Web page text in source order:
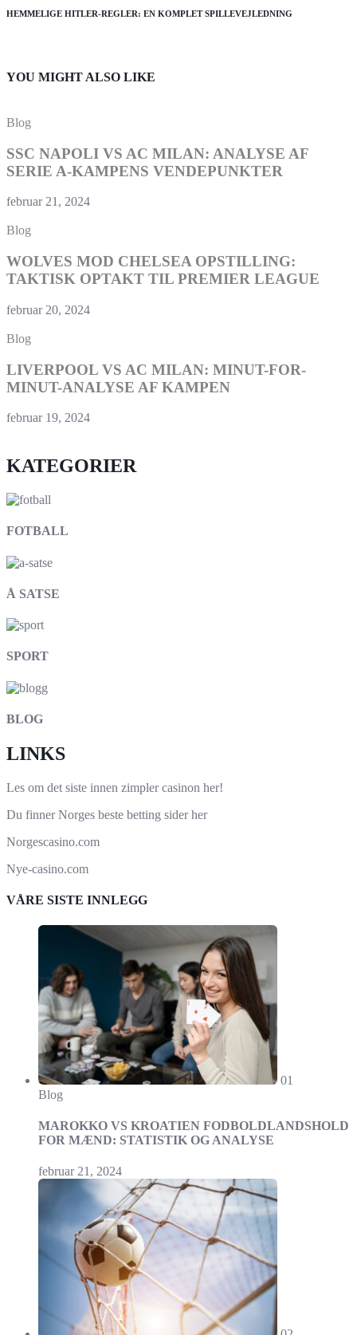
HEMMELIGE HITLER-REGLER: EN KOMPLET SPILLEVEJLEDNING
YOU MIGHT ALSO LIKE
Blog
SSC NAPOLI VS AC MILAN: ANALYSE AF
SERIE A-KAMPENS VENDEPUNKTER
februar 21, 2024
Blog
WOLVES MOD CHELSEA OPSTILLING:
TAKTISK OPTAKT TIL PREMIER LEAGUE
februar 20, 2024
Blog
LIVERPOOL VS AC MILAN: MINUT-FOR-
MINUT-ANALYSE AF KAMPEN
februar 19, 2024
KATEGORIER
FOTBALL
Å SATSE
SPORT
BLOG
LINKS
Les om det siste innen zimpler casinon her!
Du finner Norges beste betting siderher
Norgescasino.com
Nye-casino.com
VÅRE SISTE INNLEGG
01
Blog
MAROKKO VS KROATIEN FODBOLDLANDSHOLD
FOR MÆND: STATISTIK OG ANALYSE
februar 21, 2024